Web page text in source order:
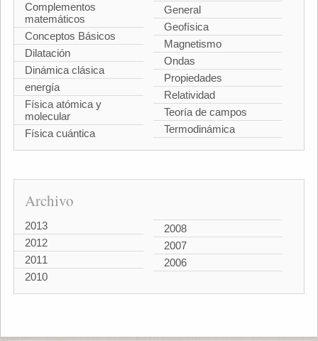
Complementos
matemáticos
Conceptos Básicos
Dilatación
Dinámica clásica
energía
Física atómica y
molecular
Física cuántica
General
Geofísica
Magnetismo
Ondas
Propiedades
Relatividad
Teoría de campos
Termodinámica
Archivo
2013
2012
2011
2010
2008
2007
2006